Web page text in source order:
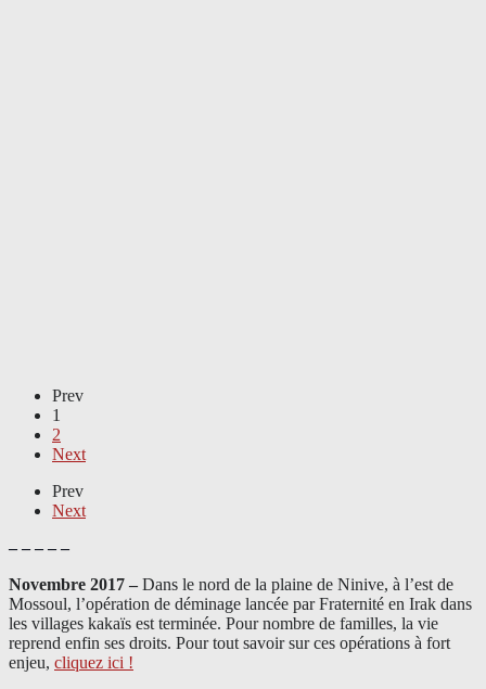
Prev
1
2
Next
Prev
Next
– – – – –
Novembre 2017 – Dans le nord de la plaine de Ninive, à l’est de
Mossoul, l’opération de déminage lancée par Fraternité en Irak dans
les villages kakaïs est terminée. Pour nombre de familles, la vie
reprend enfin ses droits. Pour tout savoir sur ces opérations à fort
enjeu, cliquez ici !